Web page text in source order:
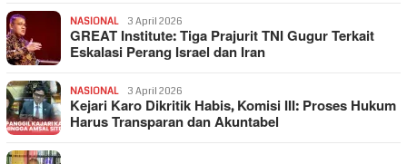
NASIONAL 3 April 2026
GREAT Institute: Tiga Prajurit TNI Gugur Terkait
Eskalasi Perang Israel dan Iran
NASIONAL 3 April 2026
Kejari Karo Dikritik Habis, Komisi III: Proses Hukum
Harus Transparan dan Akuntabel